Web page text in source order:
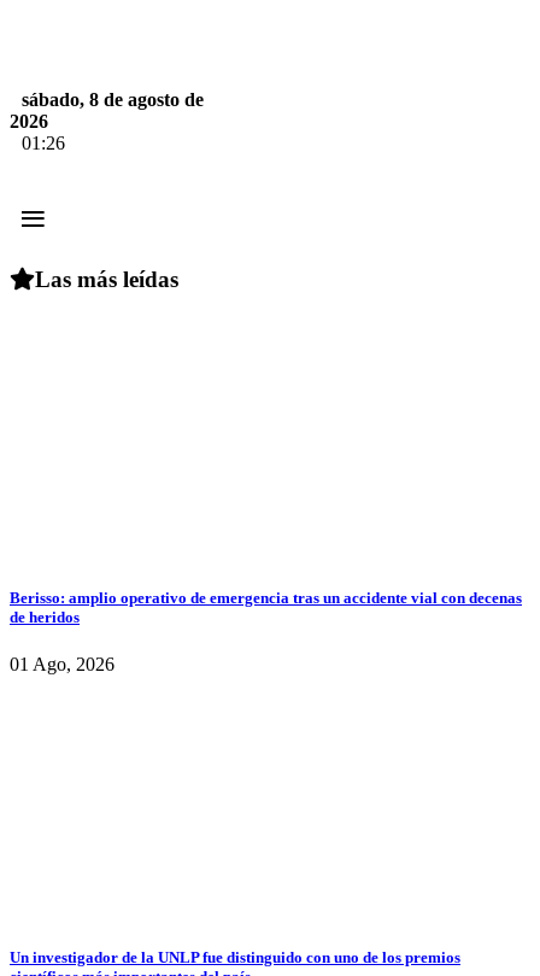
sábado, 8 de agosto de
2026
01:26
≡
Las más leídas
Berisso: amplio operativo de emergencia tras un accidente vial con decenas
de heridos
01 Ago, 2026
Un investigador de la UNLP fue distinguido con uno de los premios